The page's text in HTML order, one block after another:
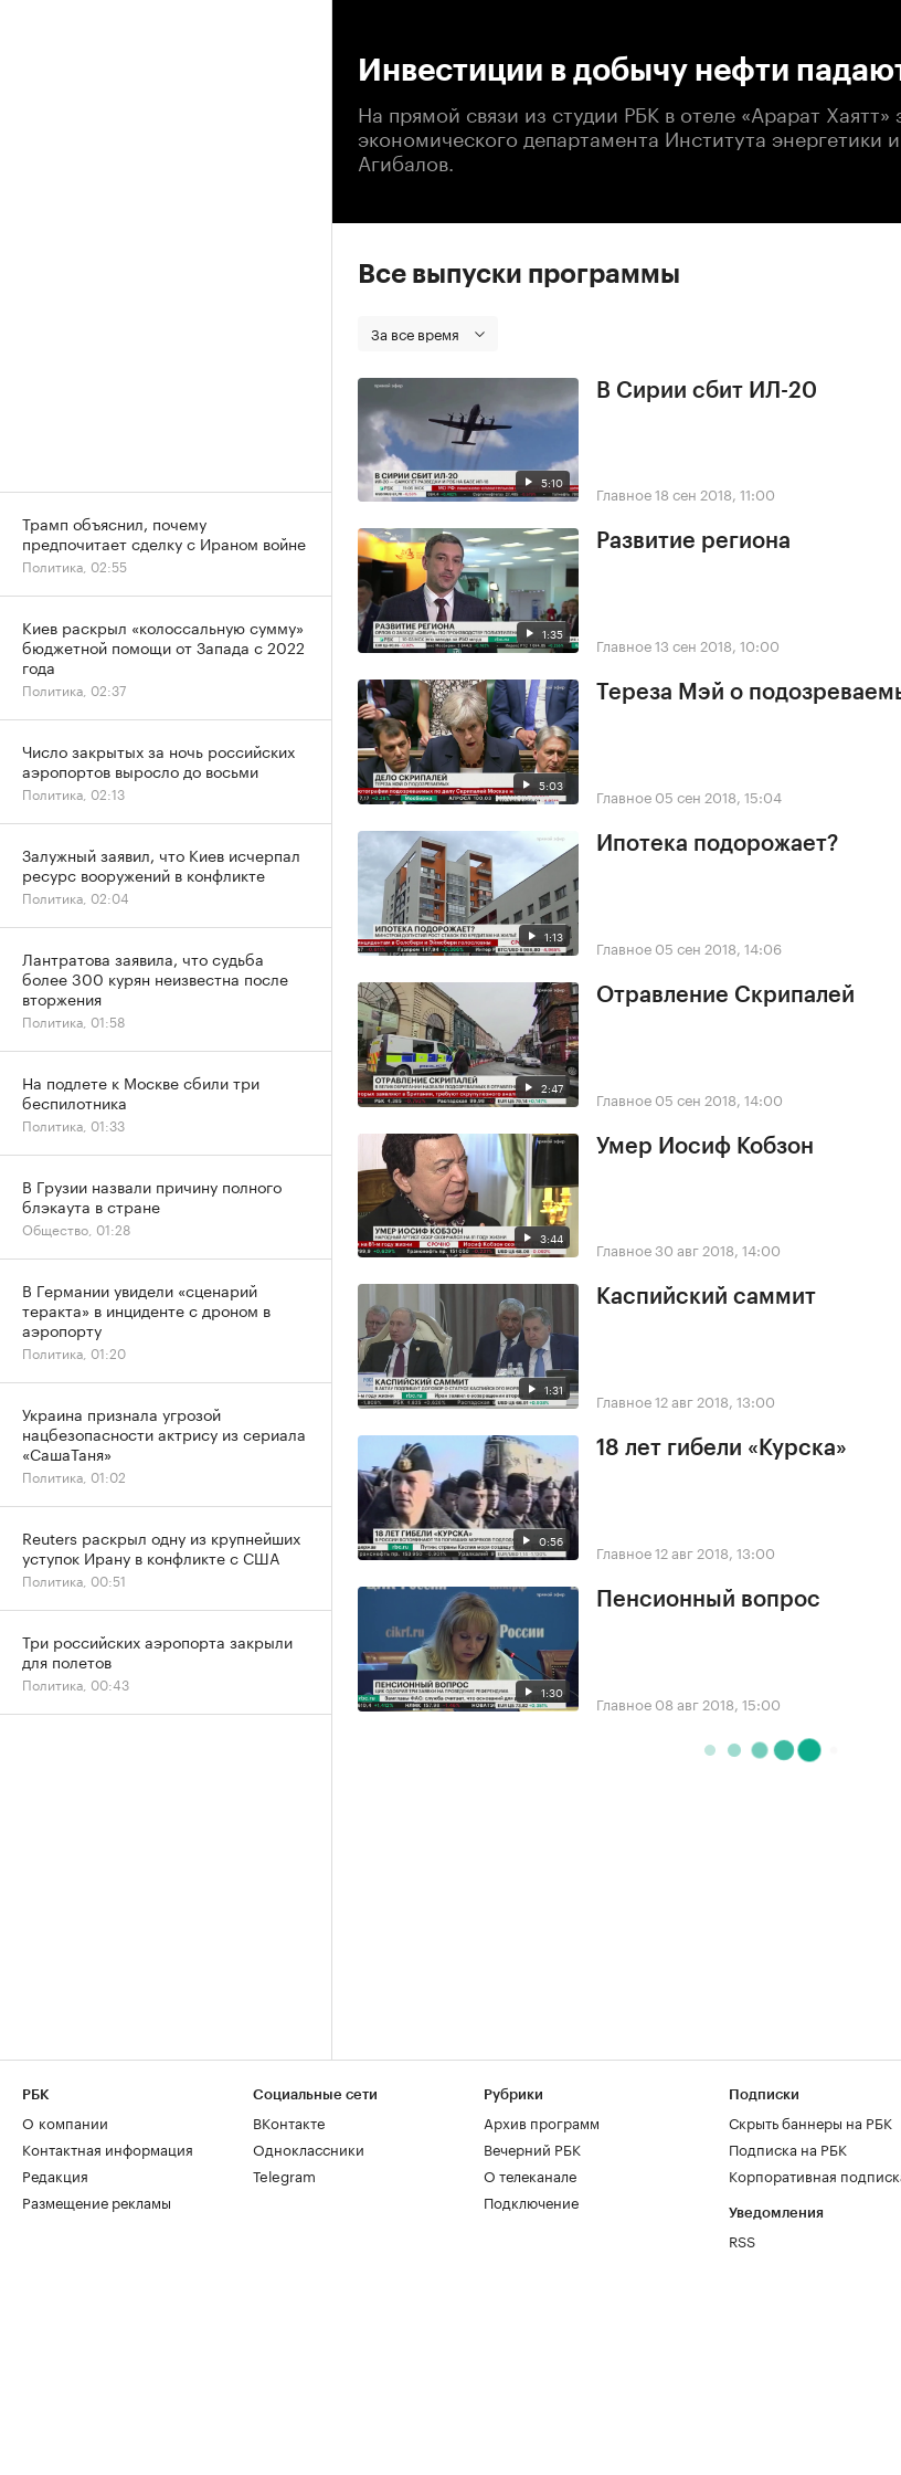
Инвестиции в добычу нефти
На прямой связи из студии РБК в отеле «Арарат Хаятт»
экономического департамента Института энергетики
Агибалов.
Все выпуски программы
За все время
5:10
В Сирии сбит ИЛ-20
Главное18 сен 2018, 11:00
1:35
Развитие региона
Главное13 сен 2018, 10:00
5:03
Тереза Мэй о
Главное 05 сен 2018, 15:04
1:13
Ипотека подорожает?
Главное 05 сен 2018, 14:06
2:47
Отравление Скрипалей
Главное 05 сен 2018, 14:00
3:44
Умер Иосиф Кобзон
Главное30 авг 2018, 14:00
1:31
Каспийский саммит
Главное12 авг 2018, 13:00
0:56
18 лет гибели «Курска»
Главное12 авг 2018, 13:00
1:30
Пенсионный вопрос
Главное 08 авг 2018, 15:00
Трамп объяснил, почему
предпочитает сделку с Ираном войне
Политика, 02:55
Киев раскрыл «колоссальную сумму»
бюджетной помощи от Запада с 2022
года
Политика, 02:37
Число закрытых за ночь российских
аэропортов выросло до восьми
Политика, 02:13
Залужный заявил, что Киев исчерпал
ресурс вооружений в конфликте
Политика, 02:04
Лантратова заявила, что судьба
более 300 курян неизвестна после
вторжения
Политика, 01:58
На подлете к Москве сбили три
беспилотника
Политика, 01:33
В Грузии назвали причину полного
блэкаута в стране
Общество, 01:28
В Германии увидели «сценарий
теракта» в инциденте с дроном в
аэропорту
Политика, 01:20
Украина признала угрозой
нацбезопасности актрису из сериала
«СашаТаня»
Политика, 01:02
Reuters раскрыл одну из крупнейших
уступок Ирану в конфликте с США
Политика, 00:51
Три российских аэропорта закрыли
для полетов
Политика, 00:43
РБК
О компании
Контактная информация
Редакция
Размещение рекламы
Социальные сети
ВКонтакте
Одноклассники
Telegram
Рубрики
Архив программ
Вечерний РБК
О телеканале
Подключение
Подписки
Скрыть баннеры на РБК
Подписка на РБК
Корпоративная
Уведомления
RSS